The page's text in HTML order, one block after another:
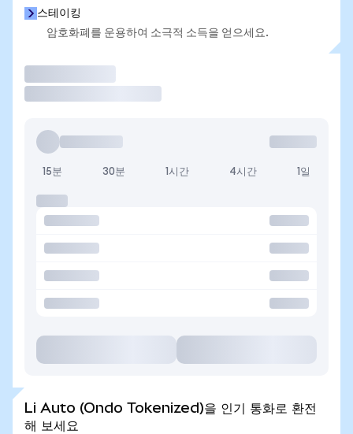
스테이킹
암호화폐를 운용하여 소극적 소득을 얻으세요.
15분 30분 1시간 4시간 1일
Li Auto (Ondo Tokenized)을 인기 통화로 환전
해 보세요